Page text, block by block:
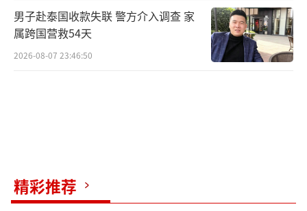
男子赴泰国收款失联 警方介入调查 家
属跨国营救54天
2026-08-07 23:46:50
精彩推荐